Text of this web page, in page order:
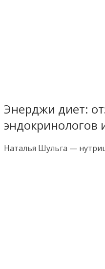
Энерджи диет:
эндокринологов
Наталья Шульга —